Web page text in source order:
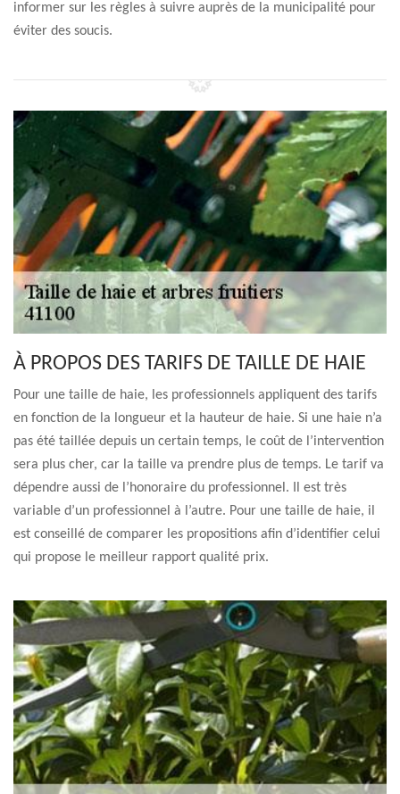
informer sur les règles à suivre auprès de la municipalité pour
éviter des soucis.
À PROPOS DES TARIFS DE TAILLE DE HAIE
Pour une taille de haie, les professionnels appliquent des tarifs
en fonction de la longueur et la hauteur de haie. Si une haie n’a
pas été taillée depuis un certain temps, le coût de l’intervention
sera plus cher, car la taille va prendre plus de temps. Le tarif va
dépendre aussi de l’honoraire du professionnel. Il est très
variable d’un professionnel à l’autre. Pour une taille de haie, il
est conseillé de comparer les propositions afin d’identifier celui
qui propose le meilleur rapport qualité prix.